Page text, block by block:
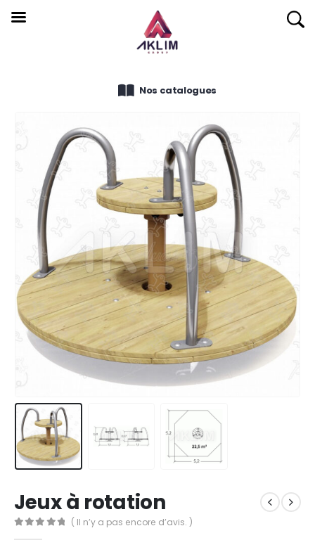
Nos catalogues
Jeux à rotation
( Il n’y a pas encore d’avis. )